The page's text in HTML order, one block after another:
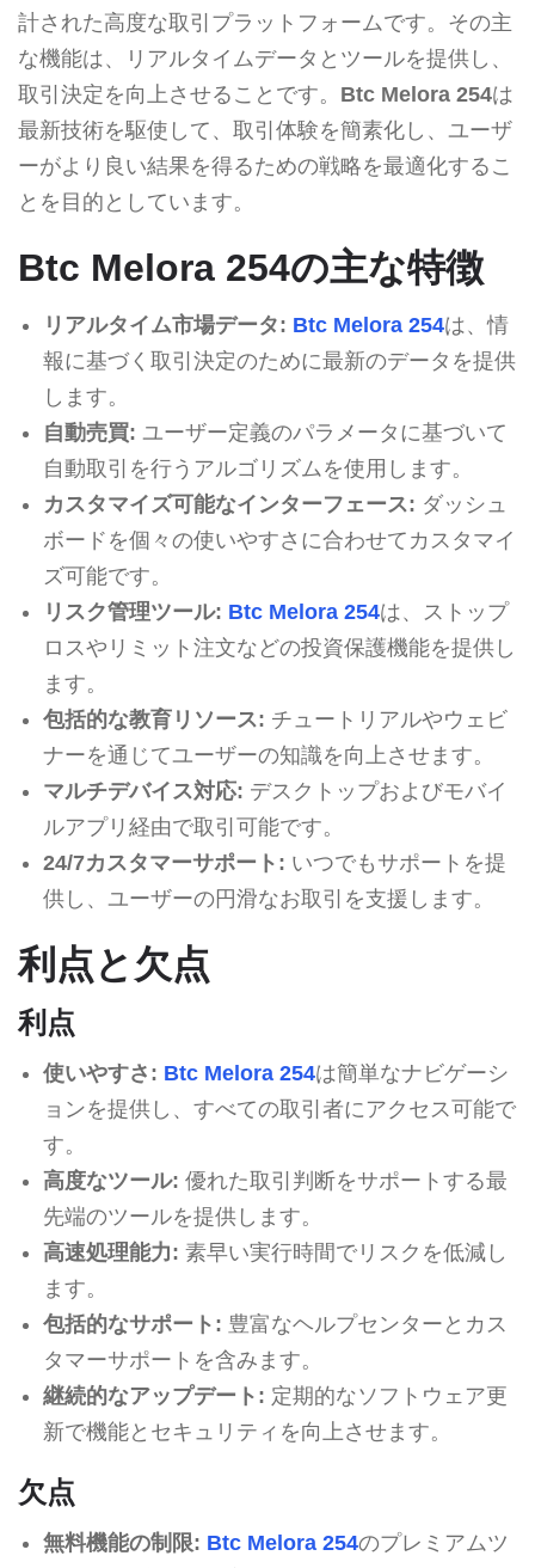
計された高度な取引プラットフォームです。その主
な機能は、リアルタイムデータとツールを提供し、
取引決定を向上させることです。 Btc Melora 254は
最新技術を駆使して、取引体験を簡素化し、ユーザ
ーがより良い結果を得るための戦略を最適化するこ
とを目的としています。
Btc Melora 254の主な特徴
リアルタイム市場データ: Btc Melora 254は、情
報に基づく取引決定のために最新のデータを提供
します。
自動売買: ユーザー定義のパラメータに基づいて
自動取引を行うアルゴリズムを使用します。
カスタマイズ可能なインターフェース: ダッシュ
ボードを個々の使いやすさに合わせてカスタマイ
ズ可能です。
リスク管理ツール: Btc Melora 254は、ストップ
ロスやリミット注文などの投資保護機能を提供し
ます。
包括的な教育リソース: チュートリアルやウェビ
ナーを通じてユーザーの知識を向上させます。
マルチデバイス対応: デスクトップおよびモバイ
ルアプリ経由で取引可能です。
24/7カスタマーサポート: いつでもサポートを提
供し、ユーザーの円滑なお取引を支援します。
利点と欠点
利点
使いやすさ: Btc Melora 254は簡単なナビゲーシ
ョンを提供し、すべての取引者にアクセス可能で
す。
高度なツール: 優れた取引判断をサポートする最
先端のツールを提供します。
高速処理能力: 素早い実行時間でリスクを低減し
ます。
包括的なサポート: 豊富なヘルプセンターとカス
タマーサポートを含みます。
継続的なアップデート: 定期的なソフトウェア更
新で機能とセキュリティを向上させます。
欠点
無料機能の制限: Btc Melora 254のプレミアムツ